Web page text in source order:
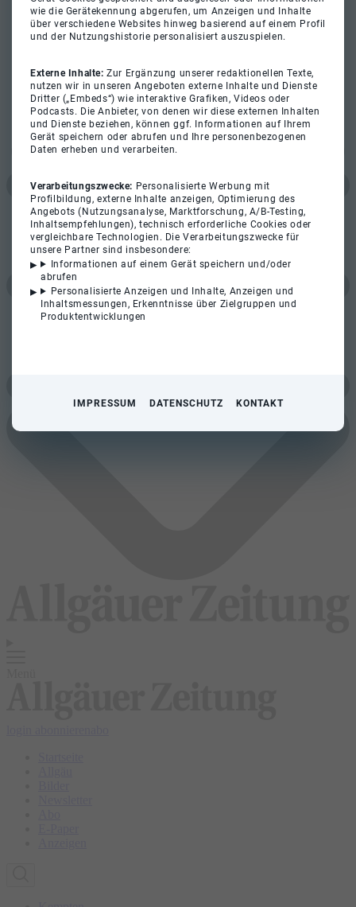
wie die Gerätekennung abgerufen, um Anzeigen und Inhalte
über verschiedene Websites hinweg basierend auf einem Profil
und der Nutzungshistorie personalisiert auszuspielen.
Externe Inhalte:Zur Ergänzung unserer redaktionellen Texte,
nutzen wir in unseren Angeboten externe Inhalte und Dienste
Dritter („Embeds“) wie interaktive Grafiken, Videos oder
Podcasts. Die Anbieter, von denen wir diese externen Inhalten
und Dienste beziehen, können ggf. Informationen auf Ihrem
Gerät speichern oder abrufen und Ihre personenbezogenen
Daten erheben und verarbeiten.
Verarbeitungszwecke: Personalisierte Werbung mit
Profilbildung, externe Inhalte anzeigen, Optimierung des
Angebots (Nutzungsanalyse, Marktforschung, A/B-Testing,
Inhaltsempfehlungen), technisch erforderliche Cookies oder
vergleichbare Technologien. Die Verarbeitungszwecke für
unsere Partner sind insbesondere:
Informationen auf einem Gerät speichern und/oder
abrufen
Personalisierte Anzeigen und Inhalte, Anzeigen und
Inhaltsmessungen, Erkenntnisse über Zielgruppen und
Produktentwicklungen
IMPRESSUM DATENSCHUTZ KONTAKT